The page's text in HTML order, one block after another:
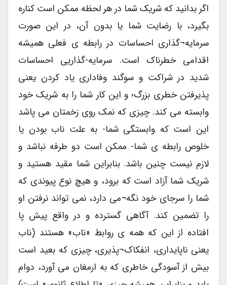
اگر بدانید که شریک شما در هر لحظه ممکن است کناره
بگیرد، با رضایت شما یا بدون آن، در این صورت
سرمایه¬گذاری احساسات در رابطه ی فعلی همیشه
اقدامی خطرناک است. سرمایه-گذاریی احساسات
شدید در شراکت و سوگند وفاداری یاد کردن یعنی
پذیرفتن خطری بزرگ؛ و این کار شما را به شریک خود
وابسته می کند. چیزی که نمک روی زخمتان می پاشد
این است که وابستگی شما- به علت ناب بودن یا
خلوص رابطه ی شما- ممکن است دو طرفه نباشد و
لازم نیست چنین باشد. بنابراین شما مقید هستید و
شریک شما آزاد است که برود، و هیچ نوع پیوندی که
شما را سرجای خود نگه¬می دارد، نمی تواند نرفتن او
را تضمین کند. آگاهی گسترده و در واقع پیش پا
افتاده از این که همه ی روابط «ناب» هستند (ناب
یعنی ناپایداری، انفکاک¬پذیری، چیزی که بعید است
بیش از آسودگی خاطری که به ارمغان می آورد، دوام